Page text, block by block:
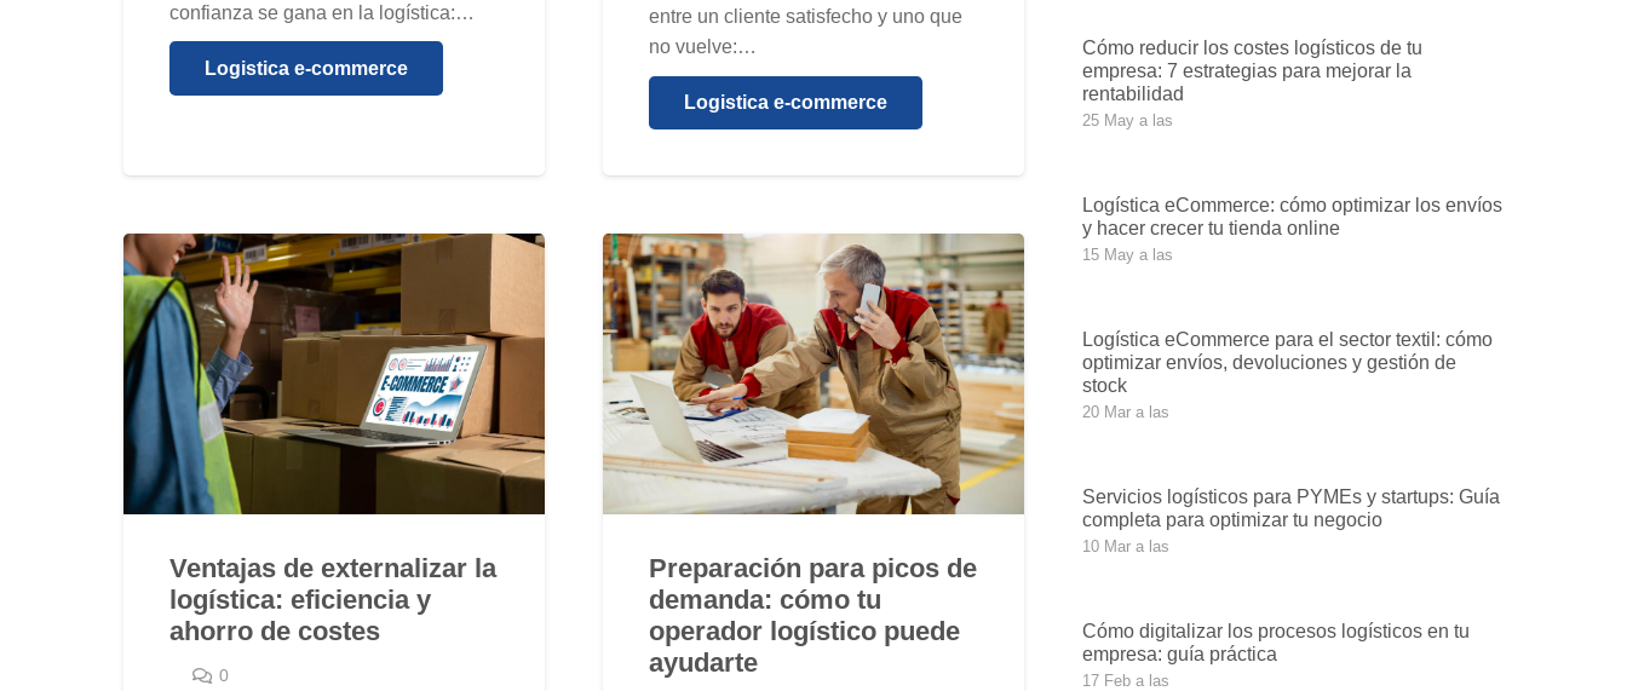
confianza se gana en la logística:…
Logistica e-commerce
entre un cliente satisfecho y uno que
no vuelve:…
Logistica e-commerce
Ventajas de externalizar la
logística: eficiencia y
ahorro de costes
0
Preparación para picos de
demanda: cómo tu
operador logístico puede
ayudarte
Cómo reducir los costes logísticos de tu
empresa: 7 estrategias para mejorar la
rentabilidad
25 May a las
Logística eCommerce: cómo optimizar los envíos
y hacer crecer tu tienda online
15 May a las
Logística eCommerce para el sector textil: cómo
optimizar envíos, devoluciones y gestión de
stock
20 Mar a las
Servicios logísticos para PYMEs y startups: Guía
completa para optimizar tu negocio
10 Mar a las
Cómo digitalizar los procesos logísticos en tu
empresa: guía práctica
17 Feb a las